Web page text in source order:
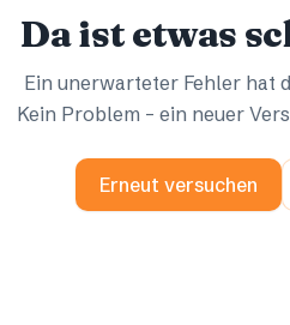
Da ist etwas
Ein unerwarteter Fehler hat
Kein Problem – ein neuer
Erneut versuchen